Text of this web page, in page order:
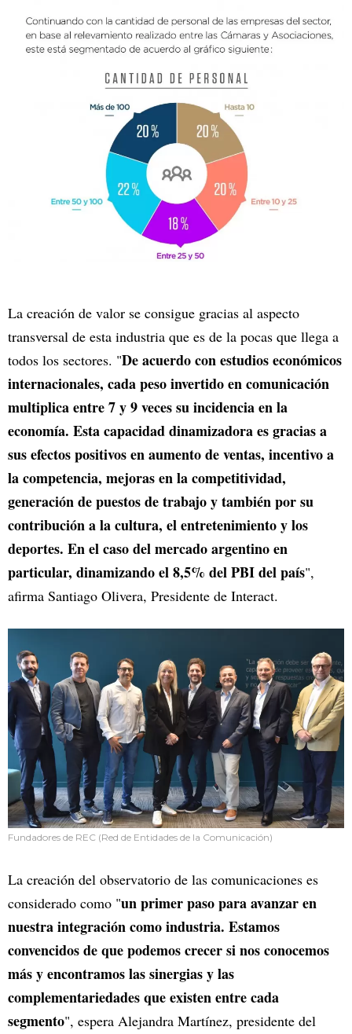
La creación de valor se consigue gracias al aspecto
transversal de esta industria que es de la pocas que llega a
todos los sectores. "De acuerdo con estudios económicos
internacionales, cada peso invertido en comunicación
multiplica entre 7 y 9 veces su incidencia en la
economía. Esta capacidad dinamizadora es gracias a
sus efectos positivos en aumento de ventas, incentivo a
la competencia, mejoras en la competitividad,
generación de puestos de trabajo y también por su
contribución a la cultura, el entretenimiento y los
deportes. En el caso del mercado argentino en
particular, dinamizando el 8,5% del PBI del país",
afirma Santiago Olivera, Presidente de Interact.
Fundadores de REC (Red de Entidades de la Comunicación)
La creación del observatorio de las comunicaciones es
considerado como "un primer paso para avanzar en
nuestra integración como industria. Estamos
convencidos de que podemos crecer si nos conocemos
más y encontramos las sinergias y las
complementariedades que existen entre cada
segmento", espera Alejandra Martínez, presidente del